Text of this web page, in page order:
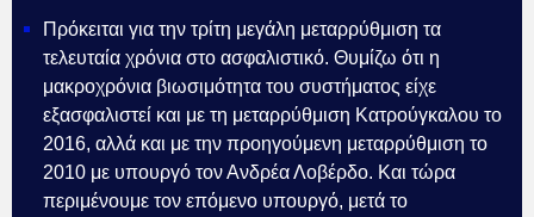
Πρόκειται για την τρίτη μεγάλη μεταρρύθμιση τα
τελευταία χρόνια στο ασφαλιστικό. Θυμίζω ότι η
μακροχρόνια βιωσιμότητα του συστήματος είχε
εξασφαλιστεί και με τη μεταρρύθμιση Κατρούγκαλου το
2016, αλλά και με την προηγούμενη μεταρρύθμιση το
2010 με υπουργό τον Ανδρέα Λοβέρδο. Και τώρα
περιμένουμε τον επόμενο υπουργό, μετά το